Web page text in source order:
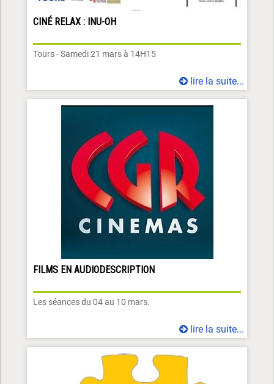
CINÉ RELAX : INU-OH
Tours - Samedi 21 mars à 14H15
lire la suite...
FILMS EN AUDIODESCRIPTION
Les séances du 04 au 10 mars.
lire la suite...